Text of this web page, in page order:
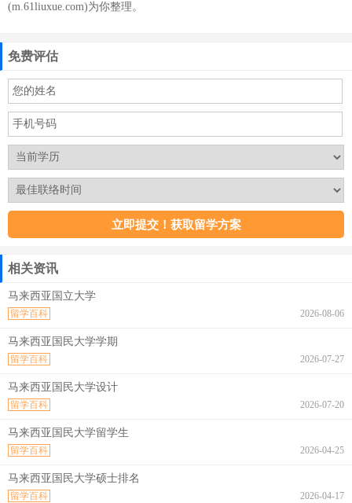
(m.61liuxue.com)为你整理。
免费评估
相关资讯
马来西亚国立大学
2026-08-06
留学百科
马来西亚国民大学学期
2026-07-27
留学百科
马来西亚国民大学设计
2026-07-20
留学百科
马来西亚国民大学留学生
2026-04-25
留学百科
马来西亚国民大学硕士排名
2026-04-17
留学百科